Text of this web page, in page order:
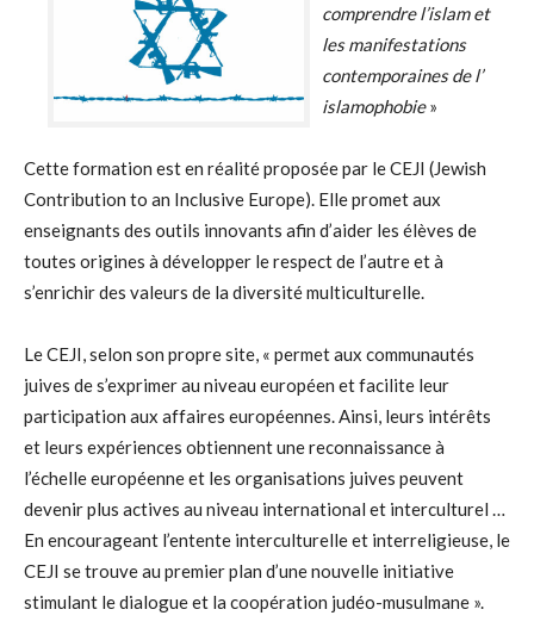
comprendre l’islam et
les manifestations
contemporaines de l’
islamophobie»
Cette formation est en réalité proposée par le CEJI (Jewish
Contribution to an Inclusive Europe). Elle promet aux
enseignants des outils innovants afin d’aider les élèves de
toutes origines à développer le respect de l’autre et à
s’enrichir des valeurs de la diversité multiculturelle.
Le CEJI, selon son propre site, « permet aux communautés
juives de s’exprimer au niveau européen et facilite leur
participation aux affaires européennes. Ainsi, leurs intérêts
et leurs expériences obtiennent une reconnaissance à
l’échelle européenne et les organisations juives peuvent
devenir plus actives au niveau international et interculturel …
En encourageant l’entente interculturelle et interreligieuse, le
CEJI se trouve au premier plan d’une nouvelle initiative
stimulant le dialogue et la coopération judéo-musulmane ».